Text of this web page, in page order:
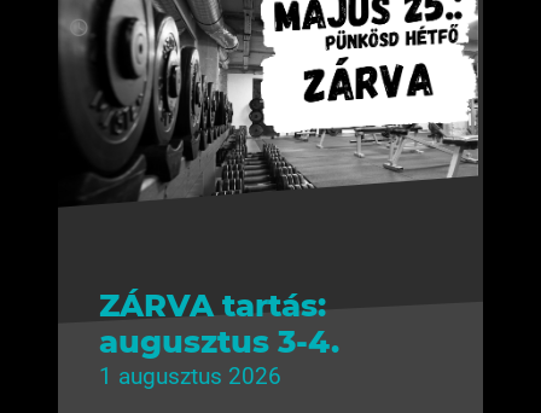
ZÁRVA tartás:
augusztus 3-4.
1 augusztus 2026